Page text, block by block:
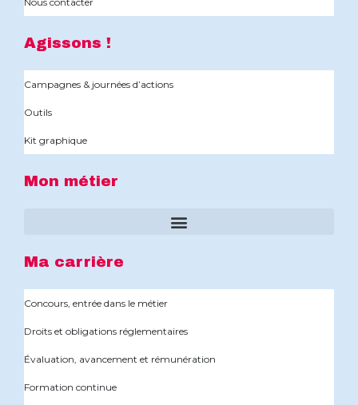
Agissons !
Campagnes & journées d’actions
Outils
Kit graphique
Mon métier
Ma carrière
Concours, entrée dans le métier
Droits et obligations réglementaires
Évaluation, avancement et rémunération
Formation continue